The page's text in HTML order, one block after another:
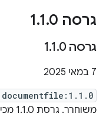
גרסה 1 .1.0
גרסה 1 .1.0
7 במאי 2025
משוחרר. גרסת 1.1.0 מכילה את